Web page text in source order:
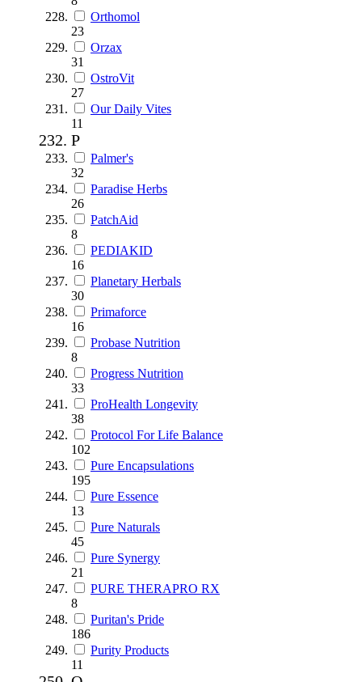
Orthomol
23
Orzax
31
OstroVit
27
Our Daily Vites
11
P
Palmer's
32
Paradise Herbs
26
PatchAid
8
PEDIAKID
16
Planetary Herbals
30
Primaforce
16
Probase Nutrition
8
Progress Nutrition
33
ProHealth Longevity
38
Protocol For Life Balance
102
Pure Encapsulations
195
Pure Essence
13
Pure Naturals
45
Pure Synergy
21
PURE THERAPRO RX
8
Puritan's Pride
186
Purity Products
11